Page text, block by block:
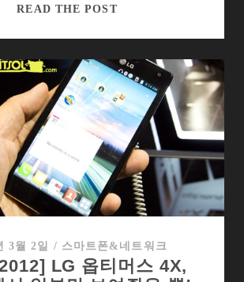
READ THE POST[MWC2012]
판
스
마
트
폰
을
들
여
보
니…
3월 2일 / 스마트폰&네트워크
LG 옵티머스 4X,